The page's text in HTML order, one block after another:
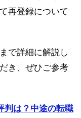
再登録について
で詳細に解説し
き、ぜひご参考
判は？中途の転職